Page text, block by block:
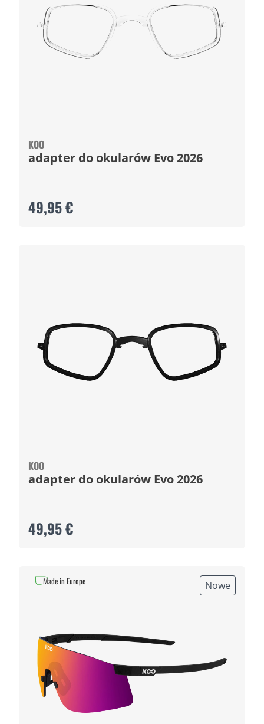
KOO
adapter do okularów Evo 2026
49,95 €
KOO
adapter do okularów Evo 2026
49,95 €
Nowe
Made in Europe